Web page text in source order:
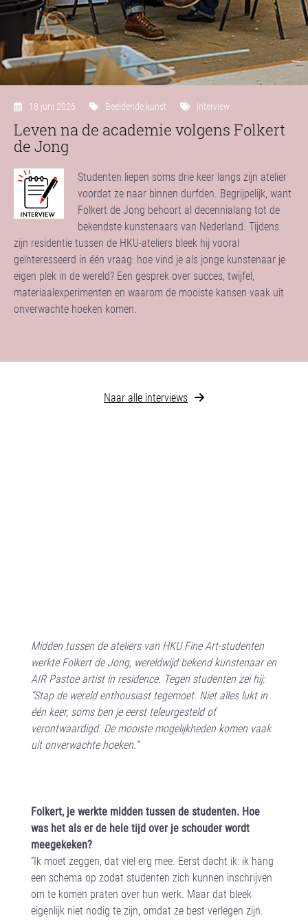
18 juni 2026 Beeldende kunst Interview
Leven na de academie volgens Folkert
de Jong
Studenten liepen soms drie keer langs zijn atelier
voordat ze naar binnen durfden. Begrijpelijk, want
Folkert de Jong behoort al decennialang tot de
bekendste kunstenaars van Nederland. Tijdens
zijn residentie tussen de HKU-ateliers bleek hij vooral
geïnteresseerd in één vraag: hoe vind je als jonge kunstenaar je
eigen plek in de wereld? Een gesprek over succes, twijfel,
materiaalexperimenten en waarom de mooiste kansen vaak uit
onverwachte hoeken komen.
Naar alle interviews
Midden tussen de ateliers van HKU Fine Art-studenten
werkte Folkert de Jong, wereldwijd bekend kunstenaar en
AIR Pastoe artist in residence. Tegen studenten zei hij:
“Stap de wereld enthousiast tegemoet. Niet alles lukt in
één keer, soms ben je eerst teleurgesteld of
verontwaardigd. De mooiste mogelijkheden komen vaak
uit onverwachte hoeken.”
Folkert, je werkte midden tussen de studenten. Hoe
was het als er de hele tijd over je schouder wordt
meegekeken?
“Ik moet zeggen, dat viel erg mee. Eerst dacht ik: ik hang
een schema op zodat studenten zich kunnen inschrijven
om te komen praten over hun werk. Maar dat bleek
eigenlijk niet nodig te zijn, omdat ze best verlegen zijn.